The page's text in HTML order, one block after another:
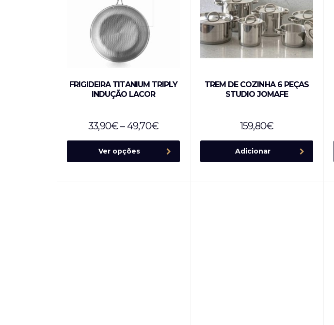
FRIGIDEIRA TITANIUM TRIPLY
INDUÇÃO LACOR
33,90€–49,70€
Ver opções
TREM DE COZINHA 6 PEÇAS
STUDIO JOMAFE
159,80€
Adicionar